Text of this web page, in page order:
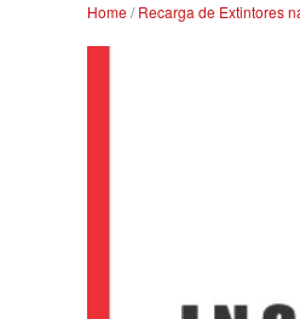
Home/Recarga de Extintores